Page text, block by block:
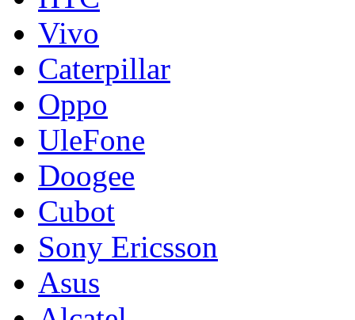
Vivo
Caterpillar
Oppo
UleFone
Doogee
Cubot
Sony Ericsson
Asus